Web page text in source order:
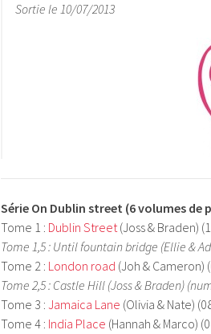
Sortie le 10/07/2013
Série On Dublin street (6 volumes de
Tome 1 : Dublin Street(Joss & Braden)
Tome 1,5 : Until fountain bridge (Ellie &
Tome 2 : London road (Joh & Cameron)
Tome 2,5 : Castle Hill (Joss & Braden)
Tome 3 : Jamaica Lane (Olivia & Nate)
Tome 4 : India Place (Hannah & Marco)